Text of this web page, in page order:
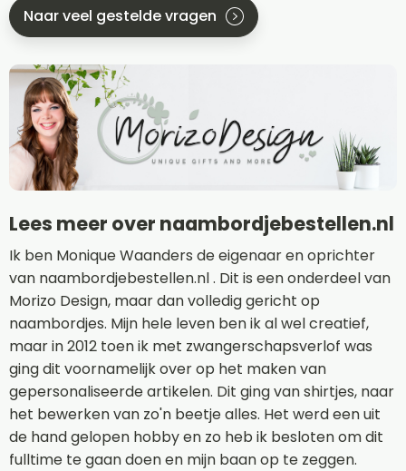
Naar veel gestelde vragen
Lees meer over naambordjebestellen.nl
Ik ben Monique Waanders de eigenaar en oprichter
van naambordjebestellen.nl . Dit is een onderdeel van
Morizo Design, maar dan volledig gericht op
naambordjes. Mijn hele leven ben ik al wel creatief,
maar in 2012 toen ik met zwangerschapsverlof was
ging dit voornamelijk over op het maken van
gepersonaliseerde artikelen. Dit ging van shirtjes, naar
het bewerken van zo'n beetje alles. Het werd een uit
de hand gelopen hobby en zo heb ik besloten om dit
fulltime te gaan doen en mijn baan op te zeggen.